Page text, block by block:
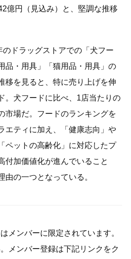
億円（見込み）と、堅調な推移
ドラッグストアでの「犬フー
品・用具」「猫用品・用具」の
移を見ると、特に売り上げを伸
。犬フードに比べ、1店当たりの
市場だ。フードのランキングを
エティに加え、「健康志向」や
ペットの高齢化」に対応したプ
付加価値化が進んでいること
由の一つとなっている。
メンバーに限定されています。
メンバー登録は下記リンクをク